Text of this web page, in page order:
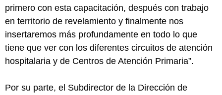
primero con esta capacitación, después con trabajo
en territorio de revelamiento y finalmente nos
insertaremos más profundamente en todo lo que
tiene que ver con los diferentes circuitos de atención
hospitalaria y de Centros de Atención Primaria”.
Por su parte, el Subdirector de la Dirección de